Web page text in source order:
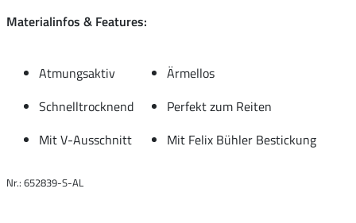
Materialinfos & Features:
Atmungsaktiv
Ärmellos
Schnelltrocknend
Perfekt zum Reiten
Mit V-Ausschnitt
Mit Felix Bühler Bestickung
Nr.: 652839-S-AL